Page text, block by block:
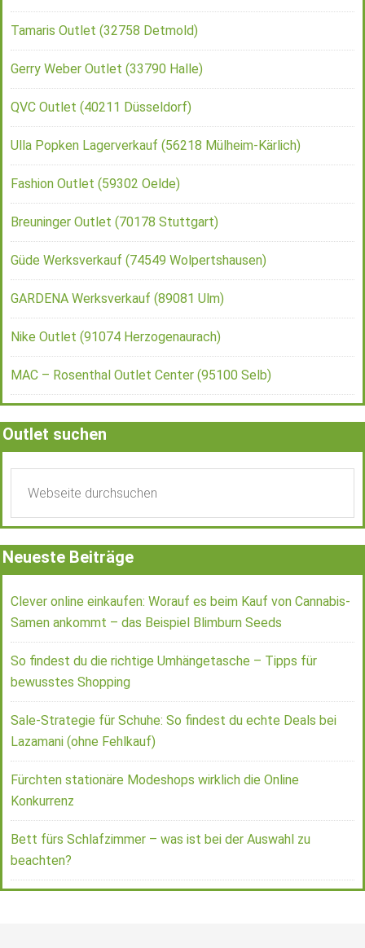
Tamaris Outlet (32758 Detmold)
Gerry Weber Outlet (33790 Halle)
QVC Outlet (40211 Düsseldorf)
Ulla Popken Lagerverkauf (56218 Mülheim-Kärlich)
Fashion Outlet (59302 Oelde)
Breuninger Outlet (70178 Stuttgart)
Güde Werksverkauf (74549 Wolpertshausen)
GARDENA Werksverkauf (89081 Ulm)
Nike Outlet (91074 Herzogenaurach)
MAC – Rosenthal Outlet Center (95100 Selb)
Outlet suchen
Neueste Beiträge
Clever online einkaufen: Worauf es beim Kauf von Cannabis-
Samen ankommt – das Beispiel Blimburn Seeds
So findest du die richtige Umhängetasche – Tipps für
bewusstes Shopping
Sale-Strategie für Schuhe: So findest du echte Deals bei
Lazamani (ohne Fehlkauf)
Fürchten stationäre Modeshops wirklich die Online
Konkurrenz
Bett fürs Schlafzimmer – was ist bei der Auswahl zu
beachten?